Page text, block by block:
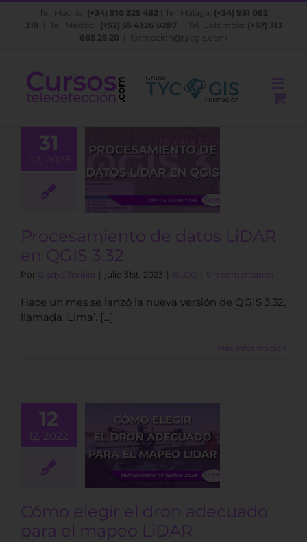
Saltar
Tel. Madrid: (+34) 910 325 482 | Tel. Málaga: (+34) 951 082
319 | Tel. México: (+52) 55 4326 8287| Tel. Colombia: (+57) 313
665 25 20
formacion@tycgis.com
31
07, 2023
de
3.32
Procesamiento de datos LiDAR
en QGIS 3.32
Por Gladys Toribio | julio 31st, 2023 | BLOG | Sin comentarios
Hace un mes se lanzó la nueva versión de QGIS 3.32,
llamada ‘Lima’. […]
Más información
12
12, 2022
elegir el
adecuado
el mapeo
Cómo elegir el dron adecuado
para el mapeo LiDAR